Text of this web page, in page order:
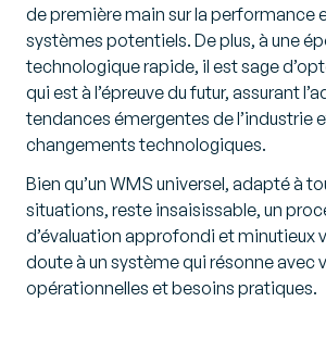
de première main sur la performance
systèmes potentiels. De plus, à une
technologique rapide, il est sage
qui est à l’épreuve du futur, assurant
tendances émergentes de l’industrie
changements technologiques.
Bien qu’un WMS universel, adapté à
situations, reste insaisissable, un
d’évaluation approfondi et minutieux
doute à un système qui résonne avec
opérationnelles et besoins pratiques.